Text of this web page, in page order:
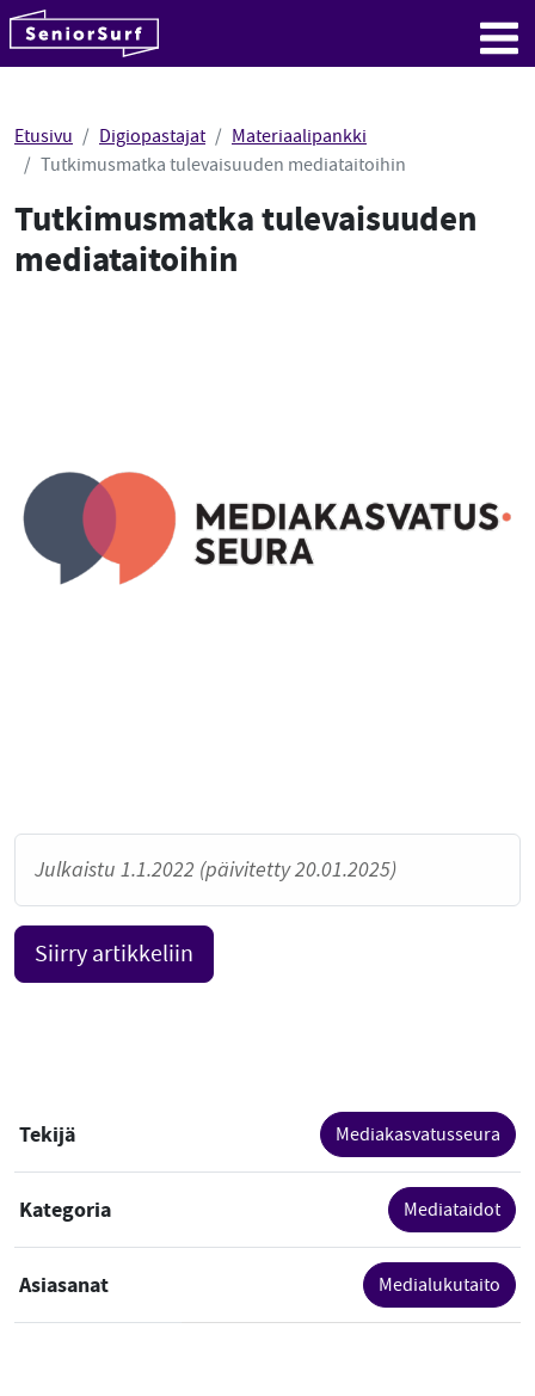
Hyppää sisältöön
Etusivu Digiopastajat
Materiaalipankki
Tutkimusmatka tulevaisuuden mediataitoihin
Tutkimusmatka tulevaisuuden
mediataitoihin
Julkaistu 1.1.2022 (päivitetty 20.01.2025)
Siirry artikkeliin
Tekijä Mediakasvatusseura
Kategoria Mediataidot
Asiasanat Medialukutaito